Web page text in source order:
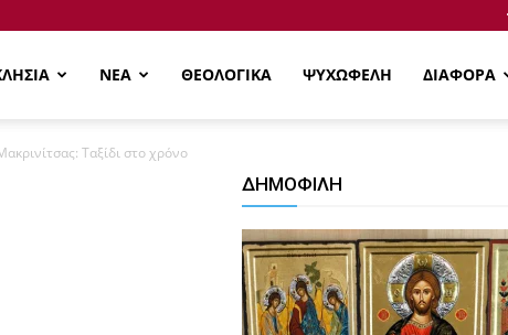
ΝΕΑ ΘΕΟΛΟΓΙΚΑ ΨΥΧΩΦΕΛΗ ΔΙΑΦΟΡΑ
Ταξίδι στο χρόνο
ΔΗΜΟΦΙΛΗ